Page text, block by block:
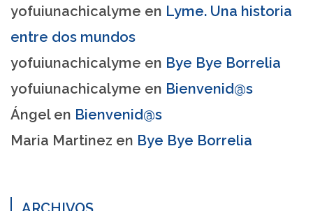
yofuiunachicalyme en Lyme. Una historia
entre dos mundos
yofuiunachicalyme en Bye Bye Borrelia
yofuiunachicalyme en Bienvenid@s
Ángelen Bienvenid@s
Maria Martinez en Bye Bye Borrelia